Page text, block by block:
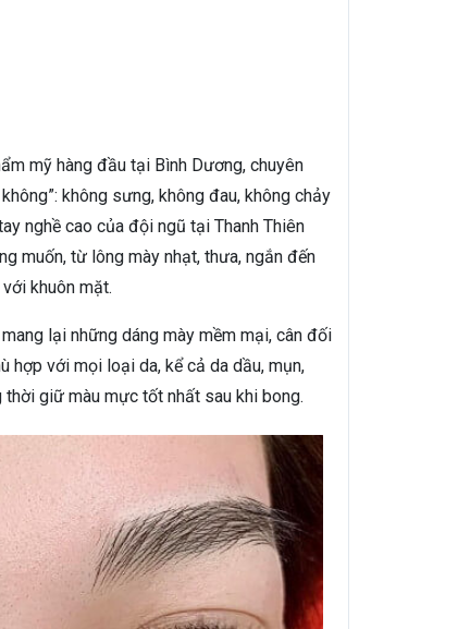
mỹ hàng đầu tại Bình Dương, chuyên
không sưng, không đau, không chảy
nghề cao của đội ngũ tại Thanh Thiên
muốn, từ lông mày nhạt, thưa, ngắn đến
khuôn mặt.
lại những dáng mày mềm mại, cân đối
hợp với mọi loại da, kể cả da dầu, mụn,
giữ màu mực tốt nhất sau khi bong.